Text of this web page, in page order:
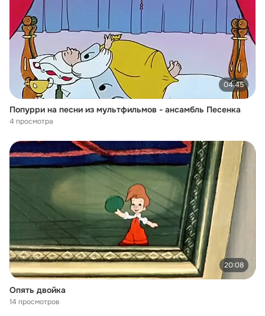
04:45
Попурри на песни из мультфильмов - ансамбль Песенка
4 просмотра
20:08
Опять двойка
14 просмотров